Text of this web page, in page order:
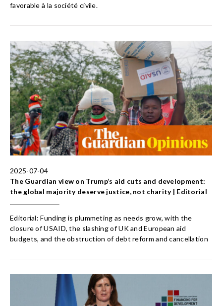
favorable à la société civile.
2025-07-04
The Guardian view on Trump’s aid cuts and development:
the global majority deserve justice, not charity | Editorial
Editorial: Funding is plummeting as needs grow, with the
closure of USAID, the slashing of UK and European aid
budgets, and the obstruction of debt reform and cancellation